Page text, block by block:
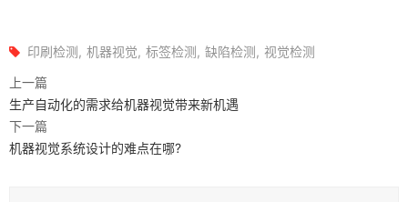
印刷检测 机器视觉 标签检测 缺陷检测
视觉检测
上一篇
生产自动化的需求给机器视觉带来新机遇
下一篇
机器视觉系统设计的难点在哪?